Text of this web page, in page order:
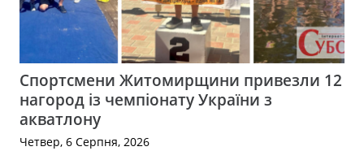
Спортсмени Житомирщини привезли 12
нагород із чемпіонату України з
акватлону
Четвер, 6 Серпня, 2026